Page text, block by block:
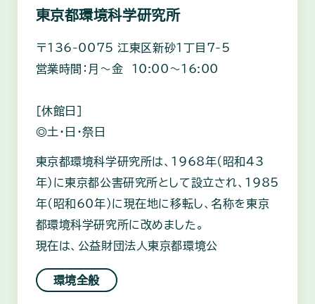
東京都環境科学研究所
〒136-0075 江東区新砂1丁目7-5
営業時間：月～金 10:00～16:00
［休館日］
◎土・日・祭日
東京都環境科学研究所は、1968年(昭和43
年)に東京都公害研究所として設立され、1985
年(昭和60年)に現在地に移転し、名称を東京
都環境科学研究所に改めました。
現在は、公益財団法人東京都環境公
環境全般